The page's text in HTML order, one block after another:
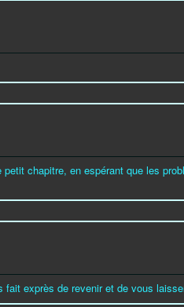
chapitre, en espérant que les
exprès de revenir et de vous